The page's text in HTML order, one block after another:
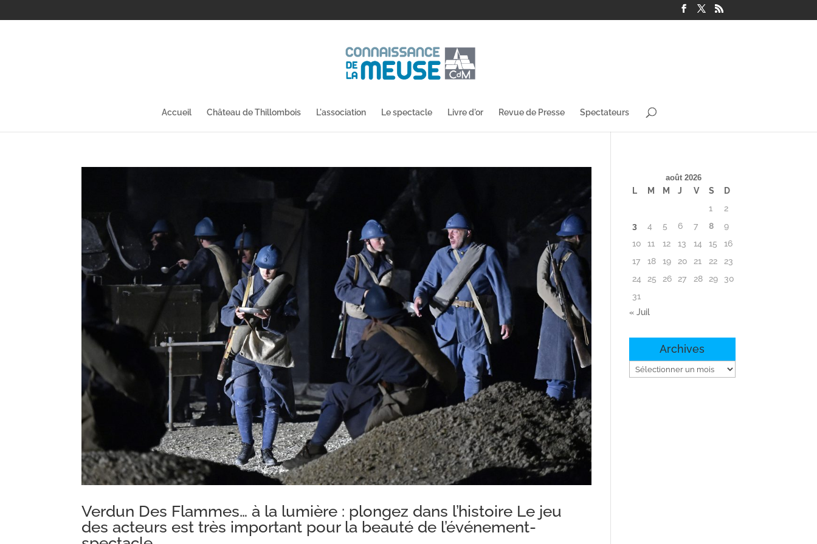
Accueil Château de Thillombois L'association Le spectacle Livre d'or Revue de Presse Spectateurs
Verdun Des Flammes… à la lumière : plongez dans l’histoire Le jeu
des acteurs est très important pour la beauté de l’événement-
août 2026
L M M J V S
D
1
2
3
4 5 6 7 8
9
10
11 12 13 14 15
16
17
18 19 20 21 22
23
24
25 26 27 28 29
30
31
« Juil
Archives
Archives